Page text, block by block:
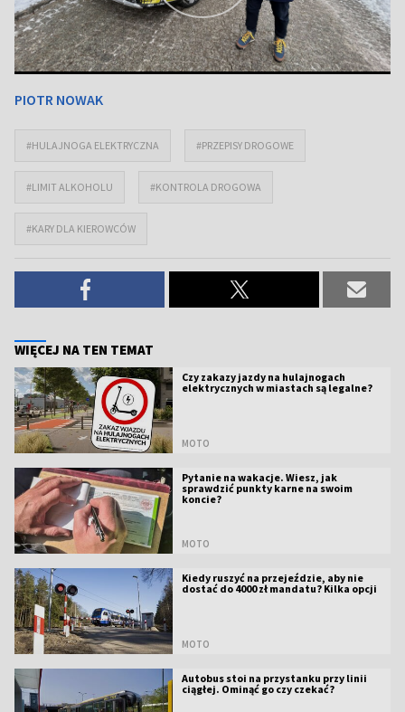
PIOTR NOWAK
#HULAJNOGA ELEKTRYCZNA #PRZEPISY DROGOWE
#LIMIT ALKOHOLU #KONTROLA DROGOWA
#KARY DLA KIEROWCÓW
WIĘCEJ NA TEN TEMAT
Czy zakazy jazdy na hulajnogach
elektrycznych w miastach są legalne?
MOTO
Pytanie na wakacje. Wiesz, jak
sprawdzić punkty karne na swoim
koncie?
MOTO
Kiedy ruszyć na przejeździe, aby nie
dostać do 4000 zł mandatu? Kilka opcji
MOTO
Autobus stoi na przystanku przy linii
ciągłej. Ominąć go czy czekać?